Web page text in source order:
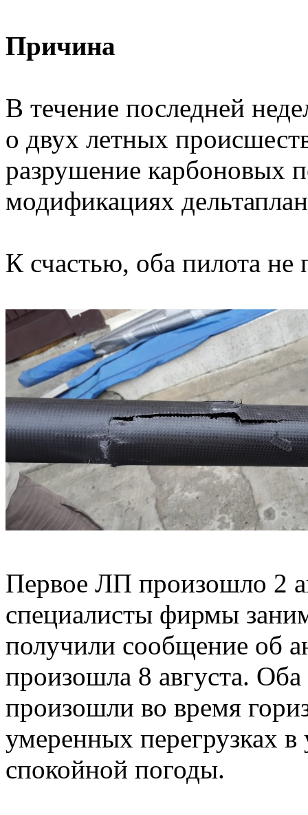
Причина
В течение последней
о двух летных
разрушение карбоновых
модификациях
К счастью, оба пилота не
Первое ЛП произошло 2
специалисты фирмы
получили сообщение об
произошла 8 августа.
произошли во время
умеренных перегрузках
спокойной погоды.